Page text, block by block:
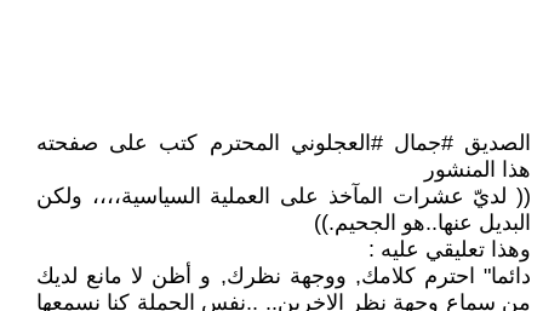
الصديق #جمال #العجلوني المحترم كتب على صفحته
هذا المنشور
(( لديّ عشرات المآخذ على العملية السياسية،،،، ولكن
البديل عنها..هو الجحيم.))
وهذا تعليقي عليه :
دائما" احترم كلامك, ووجهة نظرك, و أظن لا مانع لديك
من سماع وجهة نظر الاخرين.. ..نفس الجملة كنا نسمعها